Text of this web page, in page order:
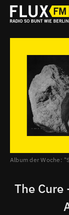
Album der Woche:
The Cure